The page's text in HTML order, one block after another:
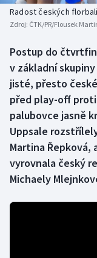
Biatlon
Box
Curling
Dostihy
Florbal
Futsal
Aplikace ČT sport
Radost českých
Zdroj: ČTK/PR/Flousek
Postup do
v základní
jisté, přesto
před play-off
palubovce jasně
Uppsale
Martina
vyrovnala český
Michaely